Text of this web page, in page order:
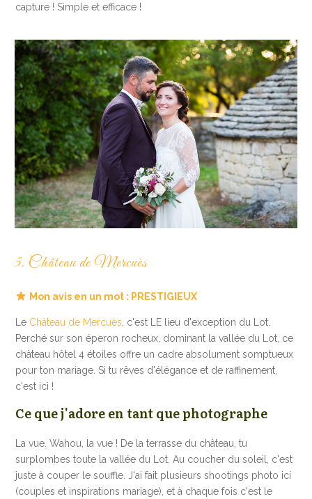
capture ! Simple et efficace !
5. Château de Mercuès
Mon avis en un mot : PRESTIGIEUX
Le Château de Mercuès , c'est LE lieu d'exception du Lot.
Perché sur son éperon rocheux, dominant la vallée du Lot, ce
château hôtel 4 étoiles offre un cadre absolument somptueux
pour ton mariage. Si tu rêves d'élégance et de raffinement,
c'est ici !
Ce que j'adore en tant que photographe
La vue. Wahou, la vue ! De la terrasse du château, tu
surplombes toute la vallée du Lot. Au coucher du soleil, c'est
juste à couper le souffle. J'ai fait plusieurs shootings photo ici
(couples et inspirations mariage), et à chaque fois c'est le